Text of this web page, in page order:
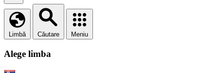
Limbă Căutare Meniu
Alege limba